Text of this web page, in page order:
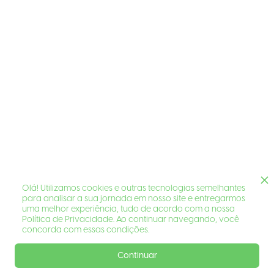
Olá! Utilizamos cookies e outras tecnologias semelhantes
para analisar a sua jornada em nosso site e entregarmos
uma melhor experiência, tudo de acordo com a nossa
Política de Privacidade. Ao continuar navegando, você
concorda com essas condições.
Continuar